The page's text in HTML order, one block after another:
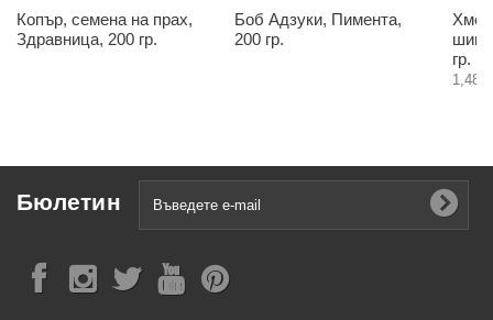
Копър, семена на прах,
Здравница, 200 гр.
Боб Адзуки, Пимента,
200 гр.
гр.
1,48 €
Бюлетин